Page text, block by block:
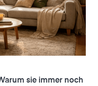
sie immer noch